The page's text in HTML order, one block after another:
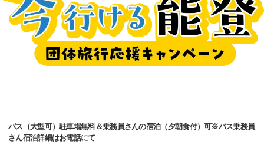
バス（大型可）駐車場無料＆乗務員さんの宿泊（夕朝食付）可※バス乗務員
さん宿泊詳細はお電話にて